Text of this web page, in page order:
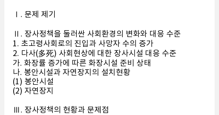
Ⅰ. 문제 제기
Ⅱ. 장사정책을 둘러싼 사회환경의 변화와 대응 수준
1. 초고령사회로의 진입과 사망자 수의 증가
2. 다사(多死) 사회현상에 대한 장사시설 대응 수준
가. 화장률 증가에 따른 화장시설 준비 상태
나. 봉안시설과 자연장지의 설치현황
(1) 봉안시설
(2) 자연장지
Ⅲ. 장사정책의 현황과 문제점